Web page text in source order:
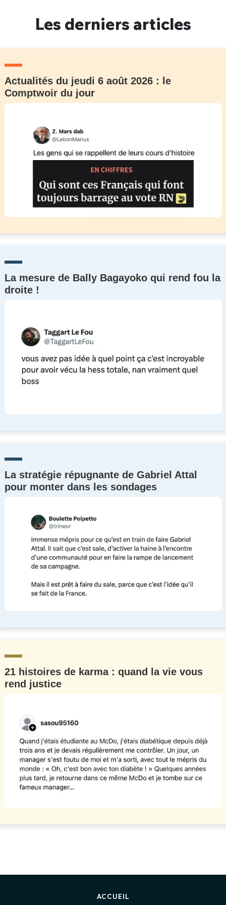
Les derniers articles
Actualités du jeudi 6 août 2026 : le
Comptwoir du jour
La mesure de Bally Bagayoko qui rend fou la
droite !
La stratégie répugnante de Gabriel Attal
pour monter dans les sondages
21 histoires de karma : quand la vie vous
rend justice
ACCUEIL
Un Thread